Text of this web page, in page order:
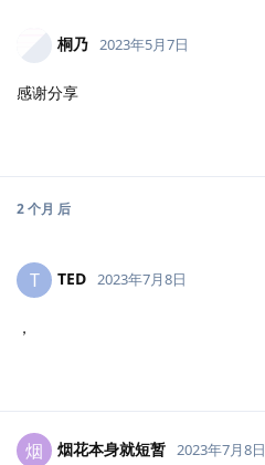
桐乃 2023年5月7日
感谢分享
2 个月 后
T TED 2023年7月8日
，
烟 烟花本身就短暂 2023年7月8日